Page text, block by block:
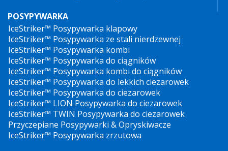
POSYPYWARKA
IceStriker™ Posypywarka klapowy
IceStriker™ Posypywarka ze stali nierdzewnej
IceStriker™ Posypywarka kombi
IceStriker™ Posypywarka do ciągników
IceStriker™ Posypywarka kombi do ciągników
IceStriker™ Posypywarka do lekkich ciezarowek
IceStriker™ Posypywarka do ciezarowek
IceStriker™ LION Posypywarka do ciezarowek
IceStriker™ TWIN Posypywarka do ciezarowek
Przyczepiane Posypywarki & Opryskiwacze
IceStriker™ Posypywarka zrzutowa